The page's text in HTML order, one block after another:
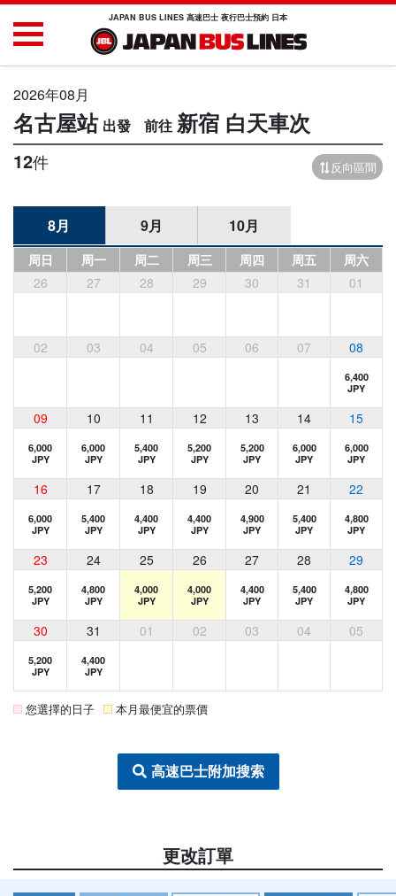
JAPAN BUS LINES 高速巴士 夜行巴士預約 日本
2026年08月
名古屋站 新宿 白天車次
12件 反向區間
8月 9月 10月
周日 周一 周二 周三 周四 周五
周六
26
27 28 29 30 31 01
02 03 04 05 06 07 08
6,400
JPY
09 10 11 12 13 14 15
6,000
JPY
6,000
JPY
5,400
JPY
5,200
JPY
5,200
JPY
6,000
JPY
6,000
JPY
16 17 18 19 20 21 22
6,000
JPY
5,400
JPY
4,400
JPY
4,400
JPY
4,900
JPY
5,400
JPY
4,800
JPY
23 24 25 26 27 28 29
5,200
JPY
4,800
JPY
4,000
JPY
4,000
JPY
4,400
JPY
5,400
JPY
4,800
JPY
30 31 01 02 03 04 05
5,200
JPY
4,400
JPY
您選擇的日子 本月最便宜的票價
高速巴士附加搜索
更改訂單